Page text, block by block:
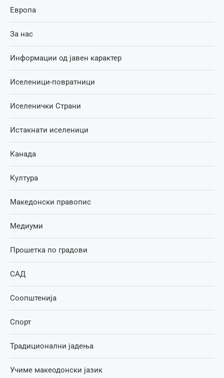
Европа
За нас
Информации од јавен карактер
Иселеници-повратници
Иселенички Страни
Истакнати иселеници
Канада
Култура
Македонски правопис
Медиуми
Прошетка по градови
САД
Соопштенија
Спорт
Традиционални јадења
Учиме макеодонски јазик